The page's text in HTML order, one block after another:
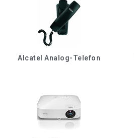
Alcatel Analog-Telefon